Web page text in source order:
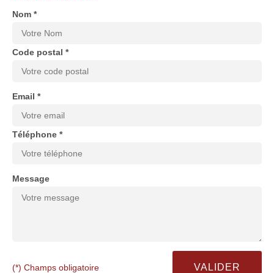
Nom *
Code postal *
Email *
Téléphone *
Message
(*) Champs obligatoire